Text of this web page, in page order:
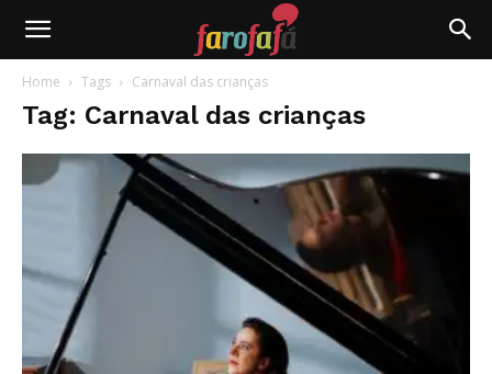
Farofafá
Home Tags Carnaval das crianças
Tag: Carnaval das crianças